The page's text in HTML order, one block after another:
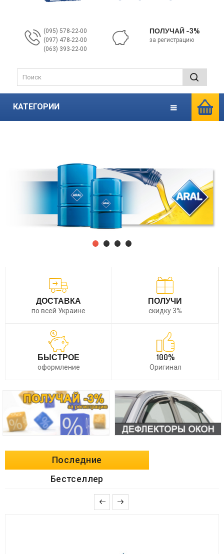
(095) 578-22-00
(097) 478-22-00
‎(063) 393-22-00
ПОЛУЧАЙ -3%
за регистрацию
КАТЕГОРИИ
ДОСТАВКА
по всей Украине
ПОЛУЧИ
скидку 3%
БЫСТРОЕ
оформление
100%
Оригинал
Последние
Бестселлер